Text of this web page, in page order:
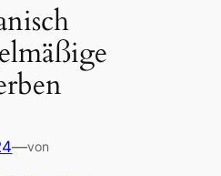
—von